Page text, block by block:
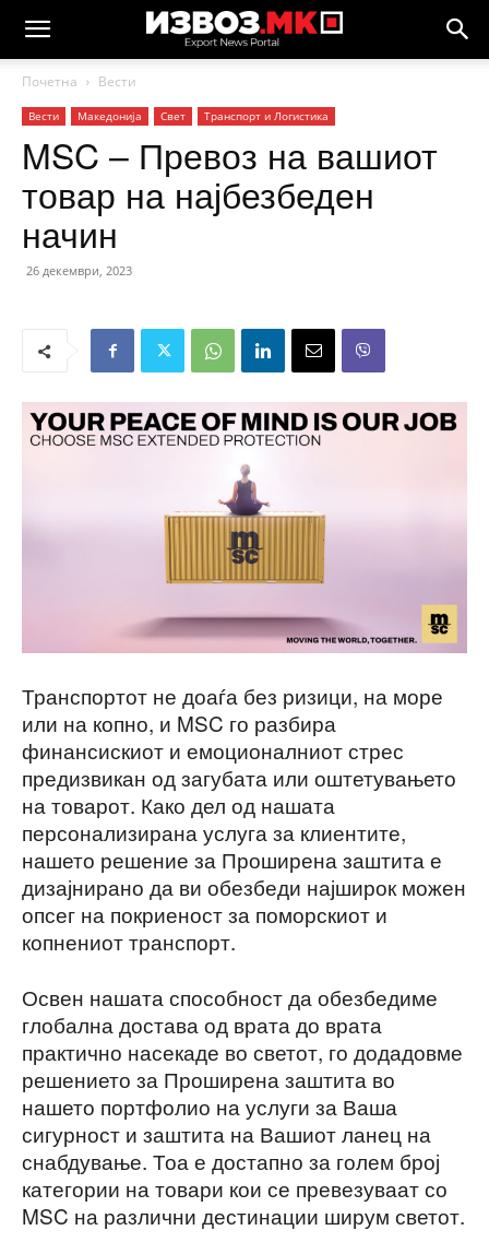
Почетна Вести
Вести Македонија Свет Транспорт и Логистика
MSC – Превоз на вашиот
товар на најбезбеден
начин
26 декември, 2023
Транспортот не доаѓа без ризици, на море
или на копно, и MSC го разбира
финансискиот и емоционалниот стрес
предизвикан од загубата или оштетувањето
на товарот. Како дел од нашата
персонализирана услуга за клиентите,
нашето решение за Проширена заштита е
дизајнирано да ви обезбеди најширок можен
опсег на покриеност за поморскиот и
копнениот транспорт.
Освен нашата способност да обезбедиме
глобална достава од врата до врата
практично насекаде во светот, го додадовме
решението за Проширена заштита во
нашето портфолио на услуги за Ваша
сигурност и заштита на Вашиот ланец на
снабдување. Тоа е достапно за голем број
категории на товари кои се превезуваат со
MSC на различни дестинации ширум светот.